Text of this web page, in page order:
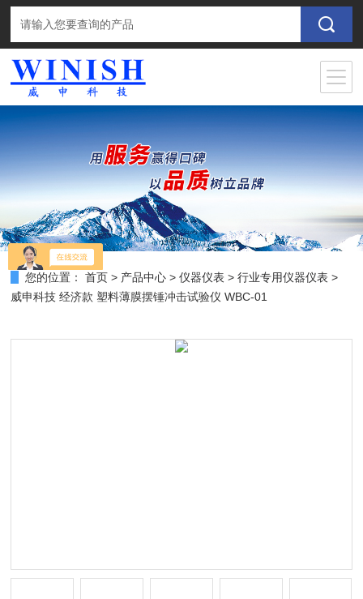
您的位置： 首页 > 产品中心 >仪器仪表 >行业专用仪器仪表 >
威申科技 经济款 塑料薄膜摆锤冲击试验仪 WBC-01